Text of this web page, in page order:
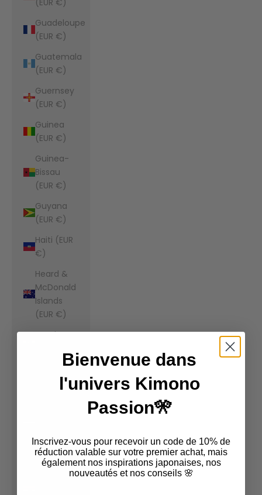
Guadeloupe
(EUR €)
Guatemala
(EUR €)
Guernsey
(EUR €)
Guinea
(EUR €)
Guinea-
Bissau
(EUR €)
Guyana
(EUR €)
Haiti (EUR
€)
Heard &
McDonald
Islands
(EUR €)
Honduras
Hong Kong
SAR (EUR
Iceland
(EUR €)
Bienvenue dans
l'univers Kimono
Passion🎌
Inscrivez-vous pour recevoir un code de 10% de
réduction valable sur votre premier achat, mais
également nos inspirations japonaises, nos
nouveautés et nos conseils 🌸